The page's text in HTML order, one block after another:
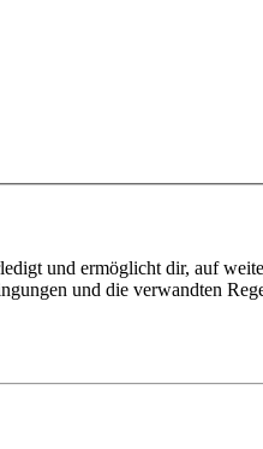
und ermöglicht dir, auf
und die verwandten